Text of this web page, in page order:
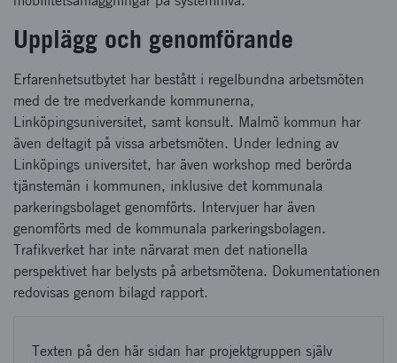
Upplägg och genomförande
Erfarenhetsutbytet har bestått i regelbundna arbetsmöten
med de tre medverkande kommunerna,
Linköpingsuniversitet, samt konsult. Malmö kommun har
även deltagit på vissa arbetsmöten. Under ledning av
Linköpings universitet, har även workshop med berörda
tjänstemän i kommunen, inklusive det kommunala
parkeringsbolaget genomförts. Intervjuer har även
genomförts med de kommunala parkeringsbolagen.
Trafikverket har inte närvarat men det nationella
perspektivet har belysts på arbetsmötena. Dokumentationen
redovisas genom bilagd rapport.
Texten på den här sidan har projektgruppen själv